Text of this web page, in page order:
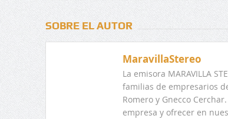
SOBRE EL AUTOR
MaravillaStereo
La emisora MARAVILLA
familias de empresarios
Romero y Gnecco
empresa y ofrecer en